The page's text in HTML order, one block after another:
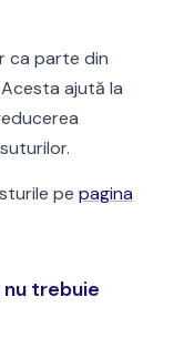
ca parte din
ajută la
pe pagina
trebuie